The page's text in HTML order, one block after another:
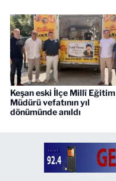
Keşan eski İlçe Millî Eğitim
Müdürü vefatının yıl
dönümünde anıldı